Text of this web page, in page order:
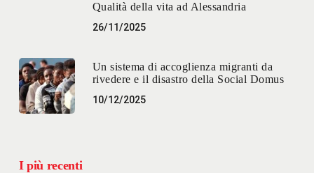
Qualità della vita ad Alessandria
26/11/2025
Un sistema di accoglienza migranti da
rivedere e il disastro della Social Domus
10/12/2025
I più recenti